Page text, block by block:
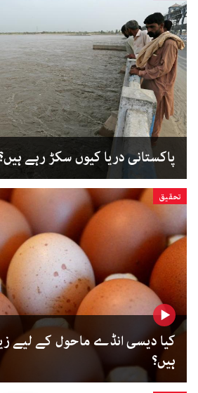
پاکستانی دریا کیوں سکڑ رہے
تحقیق
کیا دیسی انڈے ماحول کے لیے
ہیں؟